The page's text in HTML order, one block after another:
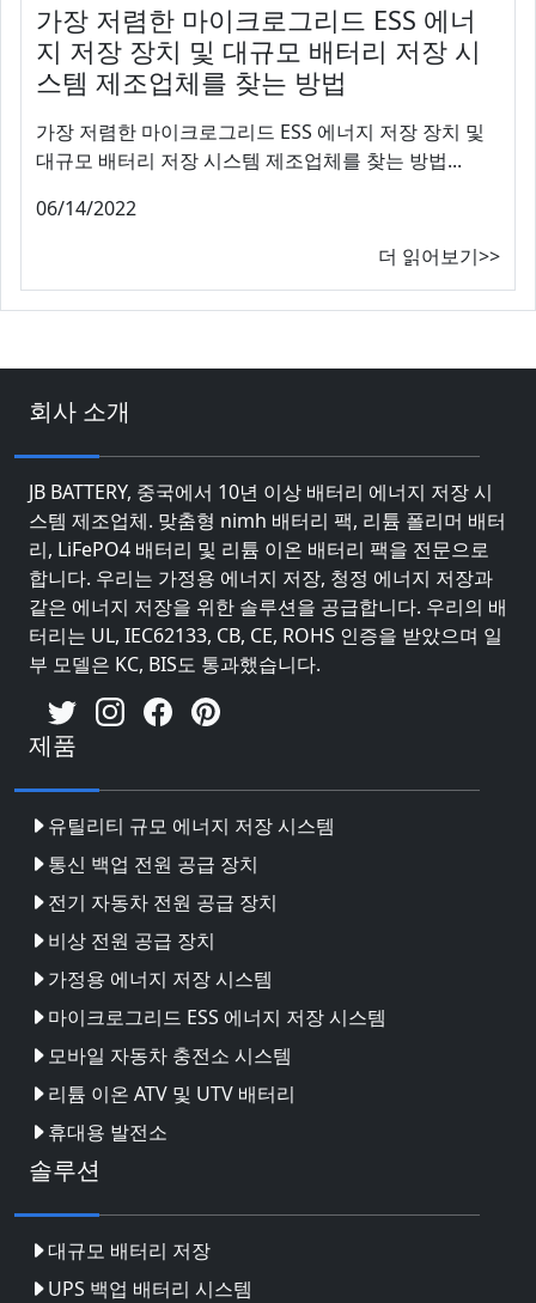
가장 저렴한 마이크로그리드 ESS 에너
지 저장 장치 및 대규모 배터리 저장 시
스템 제조업체를 찾는 방법
가장 저렴한 마이크로그리드 ESS 에너지 저장 장치 및
대규모 배터리 저장 시스템 제조업체를 찾는 방법...
06/14/2022
더 읽어보기>>
회사 소개
JB BATTERY, 중국에서 10년 이상 배터리 에너지 저장 시
스템 제조업체. 맞춤형 nimh 배터리 팩, 리튬 폴리머 배터
리, LiFePO4 배터리 및 리튬 이온 배터리 팩을 전문으로
합니다. 우리는 가정용 에너지 저장, 청정 에너지 저장과
같은 에너지 저장을 위한 솔루션을 공급합니다. 우리의 배
터리는 UL, IEC62133, CB, CE, ROHS 인증을 받았으며 일
부 모델은 KC, BIS도 통과했습니다.
제품
유틸리티 규모 에너지 저장 시스템
통신 백업 전원 공급 장치
전기 자동차 전원 공급 장치
비상 전원 공급 장치
가정용 에너지 저장 시스템
마이크로그리드 ESS 에너지 저장 시스템
모바일 자동차 충전소 시스템
리튬 이온 ATV 및 UTV 배터리
휴대용 발전소
솔루션
대규모 배터리 저장
UPS 백업 배터리 시스템